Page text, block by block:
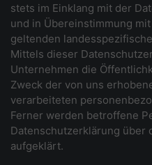
stets im Einklang mit der
und in Übereinstimmung
geltenden
Mittels dieser
Unternehmen die
Zweck der von uns
verarbeiteten
Ferner werden betroffene
Datenschutzerklärung über
aufgeklärt.